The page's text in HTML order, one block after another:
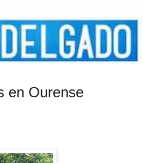
en Ourense